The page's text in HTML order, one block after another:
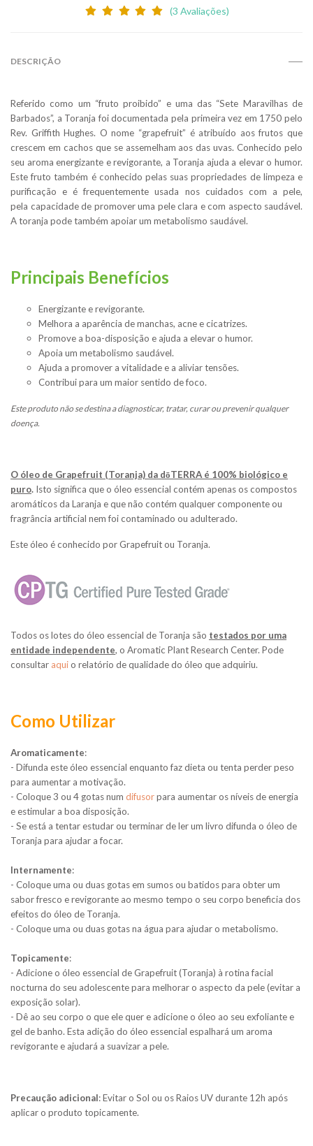
(3 Avaliações)
DESCRIÇÃO
Referido como um “fruto proibido” e uma das “Sete Maravilhas de
Barbados”, a Toranja foi documentada pela primeira vez em 1750 pelo
Rev. Griffith Hughes. O nome “grapefruit” é atribuído aos frutos que
crescem em cachos que se assemelham aos das uvas. Conhecido pelo
seu aroma energizante e revigorante, a Toranja ajuda a elevar o humor.
Este fruto também é conhecido pelas suas propriedades de limpeza e
purificação e é frequentemente usada nos cuidados com a pele,
pela capacidade de promover uma pele clara e com aspecto saudável.
A toranja pode também apoiar um metabolismo saudável.
Principais Benefícios
Energizante e revigorante.
Melhora a aparência de manchas, acne e cicatrizes.
Promove a boa-disposição e ajuda a elevar o humor.
Apoia um metabolismo saudável.
Ajuda a promover a vitalidade e a aliviar tensões.
Contribui para um maior sentido de foco.
Este produto não se destina a diagnosticar, tratar, curar ou prevenir qualquer
doença.
O óleo de Grapefruit (Toranja) da dōTERRA é 100% biológico e
puro. Isto significa que o óleo essencial contém apenas os compostos
aromáticos da Laranja e que não contém qualquer componente ou
fragrância artificial nem foi contaminado ou adulterado.
Este óleo é conhecido por Grapefruit ou Toranja.
Todos os lotes do óleo essencial de Toranja são testados por uma
entidade independente, o Aromatic Plant Research Center. Pode
consultar aquio relatório de qualidade do óleo que adquiriu.
Como Utilizar
Aromaticamente:
- Difunda este óleo essencial enquanto faz dieta ou tenta perder peso
para aumentar a motivação.
- Coloque 3 ou 4 gotas num difusorpara aumentar os níveis de energia
e estimular a boa disposição.
- Se está a tentar estudar ou terminar de ler um livro difunda o óleo de
Toranja para ajudar a focar.
Internamente:
- Coloque uma ou duas gotas em sumos ou batidos para obter um
sabor fresco e revigorante ao mesmo tempo o seu corpo beneficia dos
efeitos do óleo de Toranja.
- Coloque uma ou duas gotas na água para ajudar o metabolismo.
Topicamente:
- Adicione o óleo essencial de Grapefruit (Toranja) à rotina facial
nocturna do seu adolescente para melhorar o aspecto da pele (evitar a
exposição solar).
- Dê ao seu corpo o que ele quer e adicione o óleo ao seu exfoliante e
gel de banho. Esta adição do óleo essencial espalhará um aroma
revigorante e ajudará a suavizar a pele.
Precaução adicional: Evitar o Sol ou os Raios UV durante 12h após
aplicar o produto topicamente.